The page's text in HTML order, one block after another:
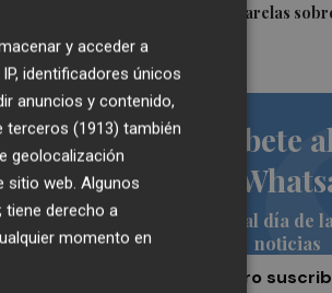
puente y las pasarelas
Suscríbete
de
Siempre al día de
noticias
¡Quiero
las
costa
la
y acceder a
identificadores únicos
anuncios y contenido,
terceros (1913) también
geolocalización
sitio web. Algunos
tiene derecho a
momento en